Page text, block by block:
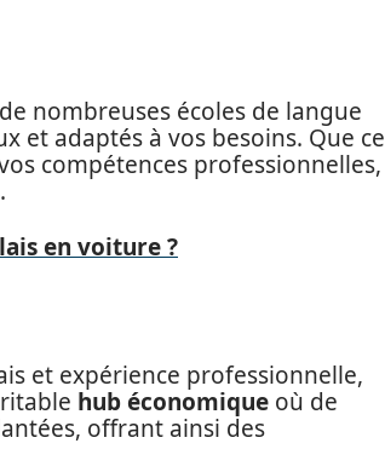
nombreuses écoles de langue
et adaptés à vos besoins. Que ce
compétences professionnelles,
en voiture ?
et expérience professionnelle,
hub économique où de
offrant ainsi des